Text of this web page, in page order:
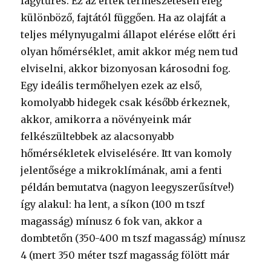
különböző, fajtától függően. Ha az olajfát a
teljes mélynyugalmi állapot elérése előtt éri
olyan hőmérséklet, amit akkor még nem tud
elviselni, akkor bizonyosan károsodni fog.
Egy ideális termőhelyen ezek az első,
komolyabb hidegek csak később érkeznek,
akkor, amikorra a növényeink már
felkészültebbek az alacsonyabb
hőmérsékletek elviselésére. Itt van komoly
jelentősége a mikroklímának, ami a fenti
példán bemutatva (nagyon leegyszerűsítve!)
így alakul: ha lent, a síkon (100 m tszf
magasság) mínusz 6 fok van, akkor a
dombtetőn (350-400 m tszf magasság) mínusz
4 (mert 350 méter tszf magasság fölött már